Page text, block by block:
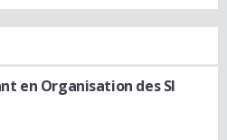
en Organisation des SI